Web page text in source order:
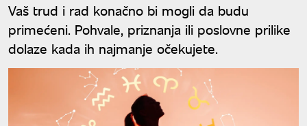
Vaš trud i rad konačno bi mogli da budu
primećeni. Pohvale, priznanja ili poslovne prilike
dolaze kada ih najmanje očekujete.